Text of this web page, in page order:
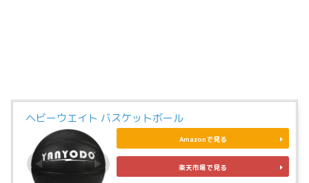
ヘビーウエイト バスケットボール
Amazonで見る
楽天市場で見る